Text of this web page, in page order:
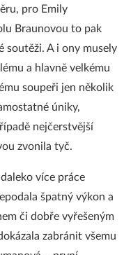
pro Emily
Braunovou to pak
soutěži. A i ony musely
a hlavně velkému
soupeři jen několik
úniky,
nejčerstvější
zvonila tyč.
více práce
špatný výkon a
či dobře vyřešeným
zabránit všemu